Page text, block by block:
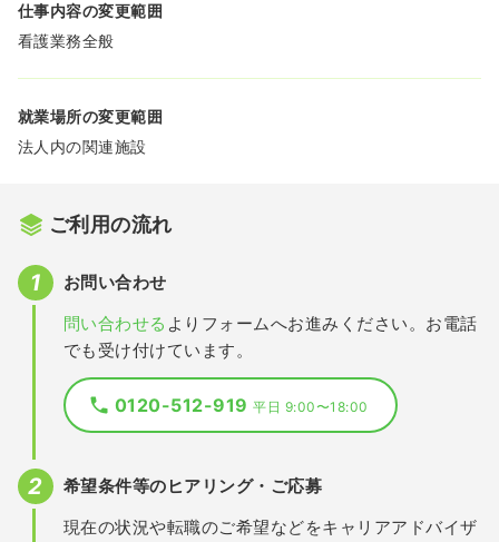
仕事内容の変更範囲
看護業務全般
就業場所の変更範囲
法人内の関連施設
ご利用の流れ
お問い合わせ
問い合わせる よりフォームへお進みください。お電話
でも受け付けています。
0120-512-919平日 9:00〜18:00
希望条件等のヒアリング・ご応募
現在の状況や転職のご希望などをキャリアアドバイザ